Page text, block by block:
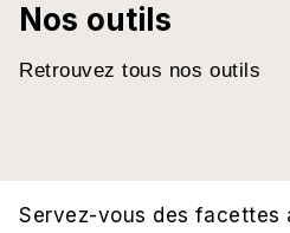
Nos outils
Retrouvez tous nos outils
Servez-vous des facettes